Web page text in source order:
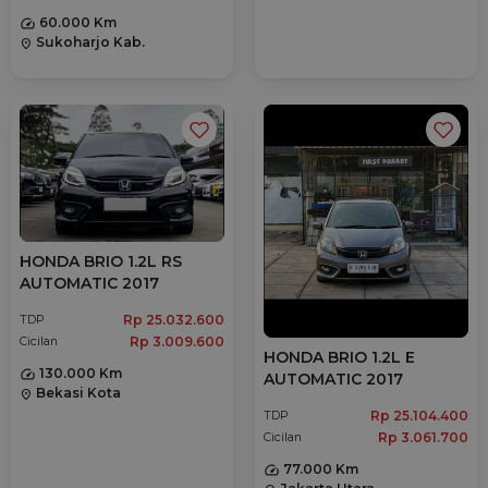
60.000 Km
location_on Sukoharjo Kab.
HONDA BRIO 1.2L RS
AUTOMATIC 2017
TDP Rp 25.032.600
Cicilan
Rp 3.009.600
130.000 Km
location_on Bekasi Kota
HONDA BRIO 1.2L E
AUTOMATIC 2017
TDP Rp 25.104.400
Cicilan
Rp 3.061.700
77.000 Km